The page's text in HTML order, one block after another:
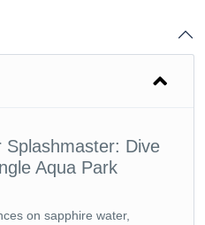
Splashmaster: Dive
Aqua Park
on sapphire water,